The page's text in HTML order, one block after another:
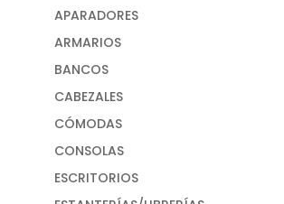
APARADORES
ARMARIOS
BANCOS
CABEZALES
CÓMODAS
CONSOLAS
ESCRITORIOS